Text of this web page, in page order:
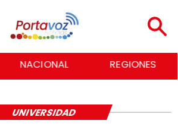
NACIONAL REGIONES
UNIVERSIDAD